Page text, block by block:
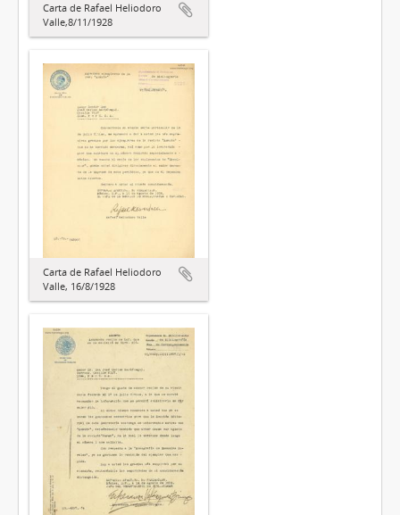
Carta de Rafael Heliodoro
Valle,8/11/1928
Carta de Rafael Heliodoro
Valle, 16/8/1928